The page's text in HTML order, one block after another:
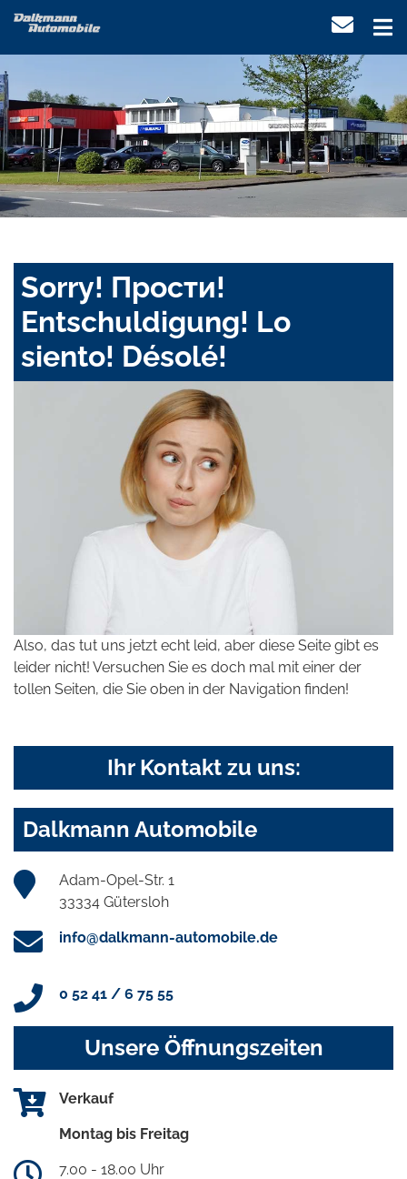
Sorry! Прости!
Entschuldigung! Lo
siento! Désolé!
Also, das tut uns jetzt echt leid, aber diese Seite gibt es
leider nicht! Versuchen Sie es doch mal mit einer der
tollen Seiten, die Sie oben in der Navigation finden!
Ihr Kontakt zu uns:
Dalkmann Automobile
Adam-Opel-Str. 1
33334 Gütersloh
info@dalkmann-automobile.de
0 52 41 / 6 75 55
Unsere Öffnungszeiten
Verkauf
Montag bis Freitag
7.00 - 18.00 Uhr